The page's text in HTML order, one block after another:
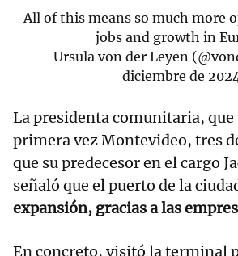
All of this means so much more
jobs and growth in
— Ursula von der Leyen
diciembre de
La presidenta comunitaria,
primera vez Montevideo, tres
que su predecesor en el cargo
señaló que el puerto de la
expansión, gracias a las
En concreto, visitó la terminal